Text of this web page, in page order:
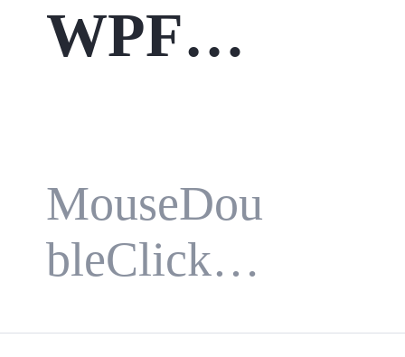
WPF开
基础控
件及常
MouseDou
bleClickCli
ck默认可